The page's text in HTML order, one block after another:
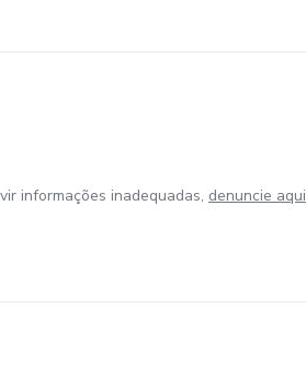
informações inadequadas, denuncie aqui